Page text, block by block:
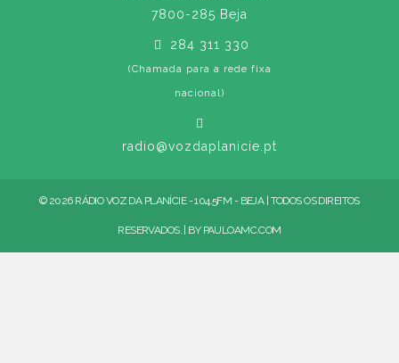
7800-285 Beja
284 311 330
(Chamada para a rede fixa
nacional)
radio@vozdaplanicie.pt
© 2026 RÁDIO VOZ DA PLANÍCIE - 104.5FM - BEJA | TODOS OS DIREITOS
RESERVADOS. | BY PAULOAMC.COM